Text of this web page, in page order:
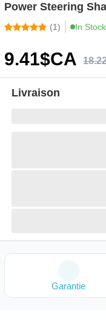
Power Steering
(1) In Stock
9.41$CA 18.
Livraison
Garantie